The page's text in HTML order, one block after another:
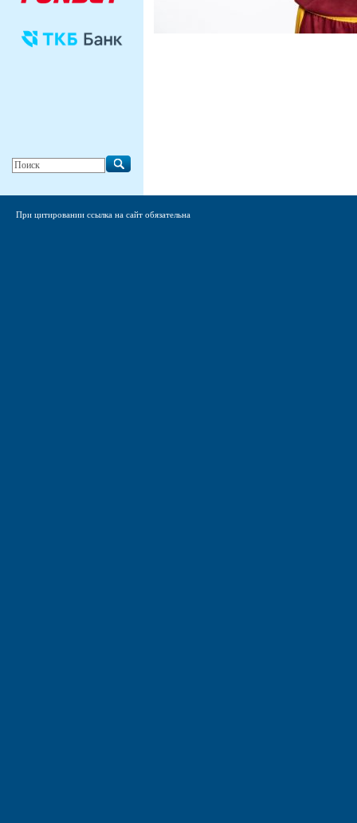
При цитировании ссылка на сайт обязательна